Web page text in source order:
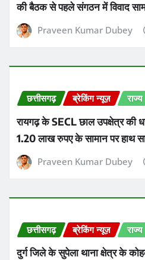
की बैठक से पहले संगठन में विवाद
Praveen Kumar Dubey
छत्तीसगढ़ ब्रेकिंग न्यूज़ राज्य
रायगढ़ के SECL छाल उपक्षेत्र की
1.20 लाख रुपए के सामान पर हाथ
Praveen Kumar Dubey
छत्तीसगढ़ ब्रेकिंग न्यूज़ राज्य
दुर्ग जिले के सुपेला थाना क्षेत्र के